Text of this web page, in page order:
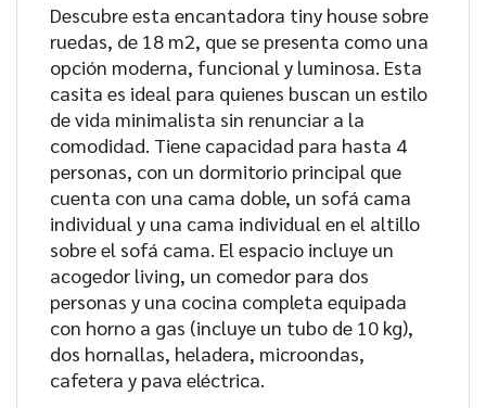
Descubre esta encantadora tiny house sobre
ruedas, de 18 m2, que se presenta como una
opción moderna, funcional y luminosa. Esta
casita es ideal para quienes buscan un estilo
de vida minimalista sin renunciar a la
comodidad. Tiene capacidad para hasta 4
personas, con un dormitorio principal que
cuenta con una cama doble, un sofá cama
individual y una cama individual en el altillo
sobre el sofá cama. El espacio incluye un
acogedor living, un comedor para dos
personas y una cocina completa equipada
con horno a gas (incluye un tubo de 10 kg),
dos hornallas, heladera, microondas,
cafetera y pava eléctrica.